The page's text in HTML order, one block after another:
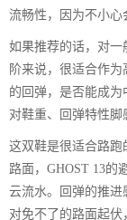
流畅性，因为不小心
如果推荐的话，对一
阶来说，很适合作
的回弹，是否能成
对鞋重、回弹特性脚
这双鞋是很适合路
路面，GHOST 13的
云流水。回弹的推进
对免不了的路面起伏